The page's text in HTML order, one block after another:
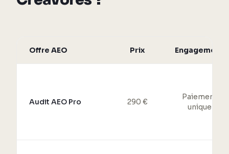
Offre AEO Prix Engagement
Audit AEO Pro 290 €
Paiement
unique